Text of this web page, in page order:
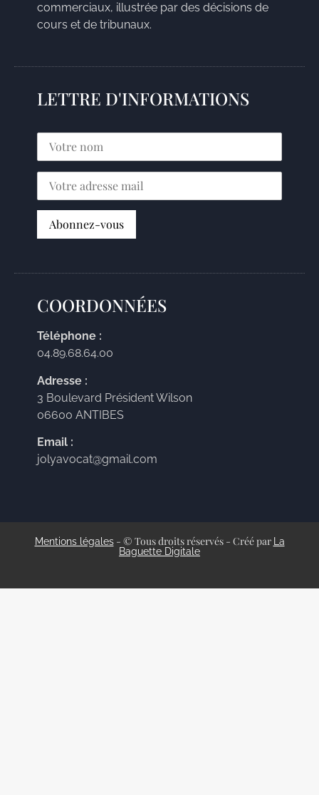
commerciaux, illustrée par des décisions de
cours et de tribunaux.
LETTRE D'INFORMATIONS
COORDONNÉES
Téléphone :
04.89.68.64.00
Adresse :
3 Boulevard Président Wilson
06600 ANTIBES
Email :
jolyavocat@gmail.com
Mentions légales- © Tous droits réservés - Créé par La
Baguette Digitale